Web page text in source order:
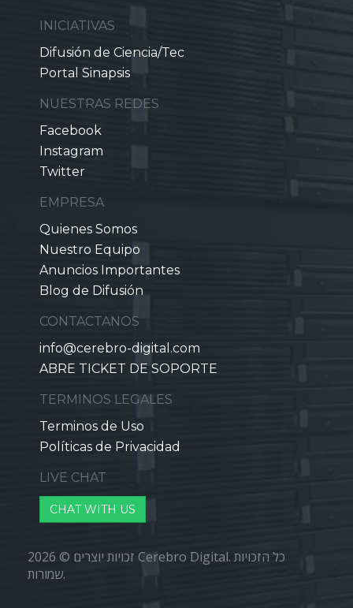
INICIATIVAS
Difusión de Ciencia/Tec
Portal Sinapsis
NUESTRAS REDES
Facebook
Instagram
Twitter
EMPRESA
Quienes Somos
Nuestro Equipo
Anuncios Importantes
Blog de Difusión
CONTACTANOS
info@cerebro-digital.com
ABRE TICKET DE SOPORTE
TERMINOS LEGALES
Terminos de Uso
Políticas de Privacidad
LIVE CHAT
CHAT WITH US
זכויות יוצרים © 2026 Cerebro Digital. כל הזכויות
שמורות.